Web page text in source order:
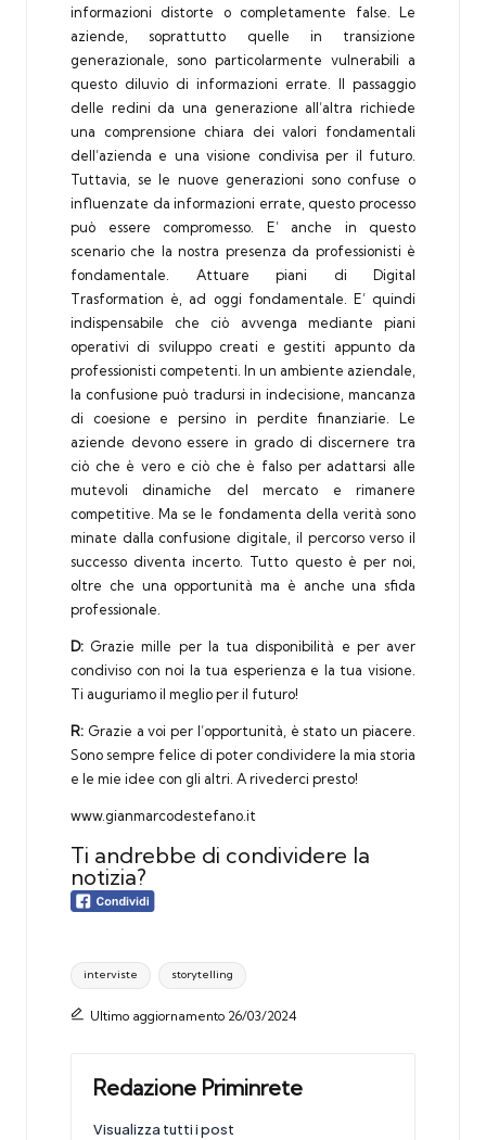
informazioni distorte o completamente false. Le
aziende, soprattutto quelle in transizione
generazionale, sono particolarmente vulnerabili a
questo diluvio di informazioni errate. Il passaggio
delle redini da una generazione all’altra richiede
una comprensione chiara dei valori fondamentali
dell’azienda e una visione condivisa per il futuro.
Tuttavia, se le nuove generazioni sono confuse o
influenzate da informazioni errate, questo processo
può essere compromesso. E’ anche in questo
scenario che la nostra presenza da professionisti è
fondamentale. Attuare piani di Digital
Trasformation è, ad oggi fondamentale. E’ quindi
indispensabile che ciò avvenga mediante piani
operativi di sviluppo creati e gestiti appunto da
professionisti competenti. In un ambiente aziendale,
la confusione può tradursi in indecisione, mancanza
di coesione e persino in perdite finanziarie. Le
aziende devono essere in grado di discernere tra
ciò che è vero e ciò che è falso per adattarsi alle
mutevoli dinamiche del mercato e rimanere
competitive. Ma se le fondamenta della verità sono
minate dalla confusione digitale, il percorso verso il
successo diventa incerto. Tutto questo è per noi,
oltre che una opportunità ma è anche una sfida
professionale.
D: Grazie mille per la tua disponibilità e per aver
condiviso con noi la tua esperienza e la tua visione.
Ti auguriamo il meglio per il futuro!
R: Grazie a voi per l’opportunità, è stato un piacere.
Sono sempre felice di poter condividere la mia storia
e le mie idee con gli altri. A rivederci presto!
www.gianmarcodestefano.it
Ti andrebbe di condividere la
notizia?
Tags:
interviste storytelling
Ultimo aggiornamento 26/03/2024
Redazione Priminrete
Visualizza tutti i post